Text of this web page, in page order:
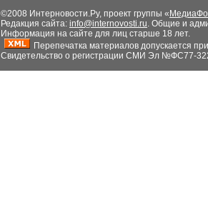
©2008 Интерновости.Ру, проект группы «
Редакция сайта: info@internovosti.ru. Общие и
Информация на сайте для лиц старше 18 лет.
Перепечатка материалов допускается
Свидетельство о регистрации СМИ Эл №ФС77-